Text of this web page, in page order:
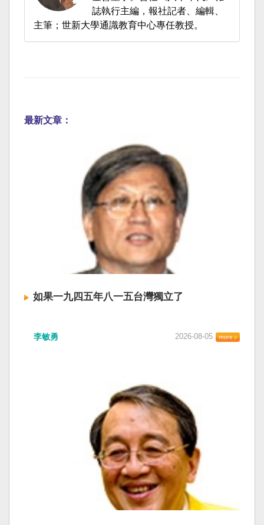
誌執行主編，報社記者、編輯、
主筆；世新大學通識教育中心專任教授。
最新文章：
如果一九四五年八一五台灣獨立了
李敏勇 2026-08-05